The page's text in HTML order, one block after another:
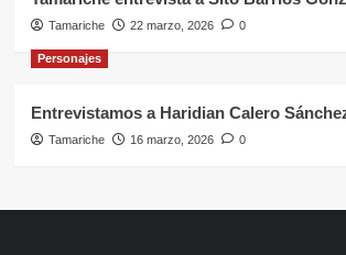
Tamariche 22 marzo, 2026 0
Personajes
Entrevistamos a Haridian Calero
Tamariche 16 marzo, 2026 0